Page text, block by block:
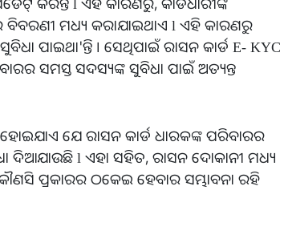
ବିବରଣୀ ମଧ୍ୟ କରାଯାଇଥାଏ l ଏହି କାରଣରୁ
ପାଇଥା'ନ୍ତି । ସେଥିପାଇଁ ରାସନ କାର୍ଡ E- KYC
ସମସ୍ତ ସଦସ୍ୟଙ୍କ ସୁବିଧା ପାଇଁ ଅତ୍ୟନ୍ତ
ଯେ ରାସନ କାର୍ଡ ଧାରକଙ୍କ ପରିବାରର
ଦିଆଯାଉଛି l ଏହା ସହିତ, ରାସନ ଦୋକାନୀ ମଧ୍ୟ
ପ୍ରକାରର ଠକେଇ ହେବାର ସମ୍ଭାବନା ରହି